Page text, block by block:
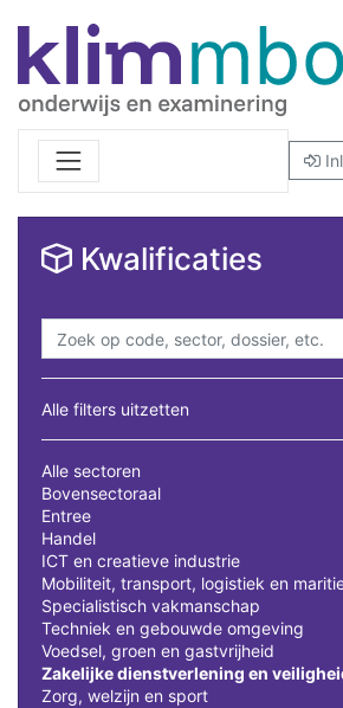
Kwalificaties
Alle filters uitzetten
Alle sectoren
Bovensectoraal
Entree
Handel
ICT en creatieve industrie
Mobiliteit, transport, logistiek en
Specialistisch vakmanschap
Techniek en gebouwde omgeving
Voedsel, groen en gastvrijheid
Zakelijke dienstverlening en
Zorg, welzijn en sport